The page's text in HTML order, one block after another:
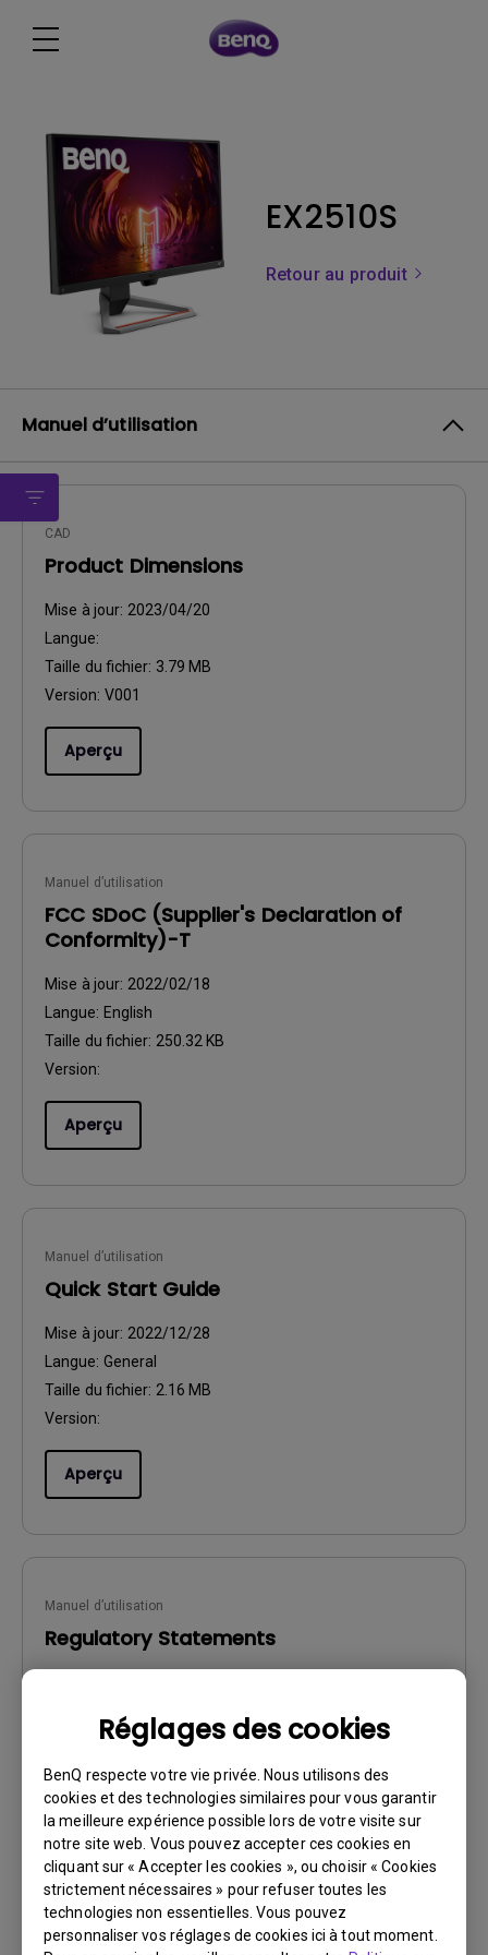
Réglages des cookies
BenQ respecte votre vie privée. Nous utilisons des
cookies et des technologies similaires pour vous garantir
la meilleure expérience possible lors de votre visite sur
notre site web. Vous pouvez accepter ces cookies en
cliquant sur « Accepter les cookies », ou choisir « Cookies
strictement nécessaires » pour refuser toutes les
technologies non essentielles. Vous pouvez
personnaliser vos réglages de cookies ici à tout moment.
EX2510S
Retour au produit
Manuel d’utilisation
CAD
Product Dimensions
Mise à jour: 2023/04/20
Langue:
Taille du fichier: 3.79 MB
Version: V001
Aperçu
Manuel d’utilisation
FCC SDoC (Supplier's Declaration of
Conformity)-T
Mise à jour: 2022/02/18
Langue: English
Taille du fichier: 250.32 KB
Version:
Aperçu
Manuel d’utilisation
Quick Start Guide
Mise à jour: 2022/12/28
Langue: General
Taille du fichier: 2.16 MB
Version:
Aperçu
Manuel d’utilisation
Regulatory Statements
Taille du fichier:752.9 KB
Version:
Aperçu